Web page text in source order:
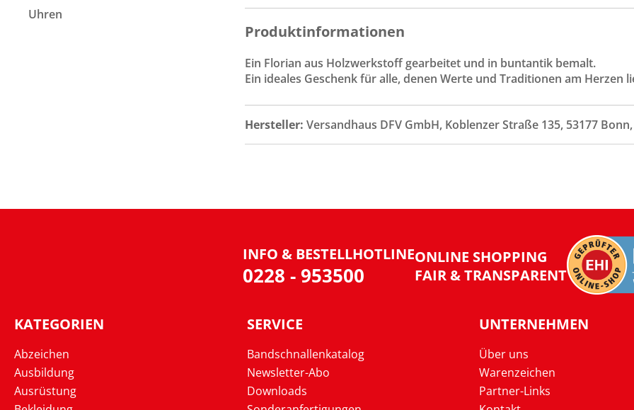
Uhren
Produktinformationen
Ein Florian aus Holzwerkstoff gearbeitet und in buntantik bemalt.
Ein ideales Geschenk für alle, denen Werte und Traditionen am Herzen
Hersteller: Versandhaus DFV GmbH, Koblenzer Straße 135, 53177 Bonn,
INFO & BESTELLHOTLINE
0228 - 953500
ONLINE SHOPPING
FAIR & TRANSPARENT
KATEGORIEN
Abzeichen
Ausbildung
Ausrüstung
SERVICE
Bandschnallenkatalog
Newsletter-Abo
Downloads
UNTERNEHMEN
Über uns
Warenzeichen
Partner-Links